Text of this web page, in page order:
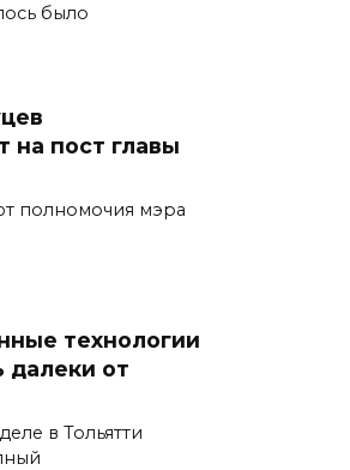
было
на пост главы
полномочия мэра
технологии
далеки от
в Тольятти